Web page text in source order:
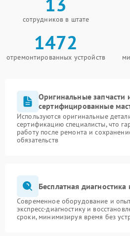
сотрудников в штате
1472
отремонтированных устройств
Оригинальные запчасти
сертифицированные
Используются оригинальные
сертификацию специалисты, что
работу после ремонта и
обязательств
Бесплатная
Современное оборудование и
экспресс-диагностику и
сроки, минимизируя время без